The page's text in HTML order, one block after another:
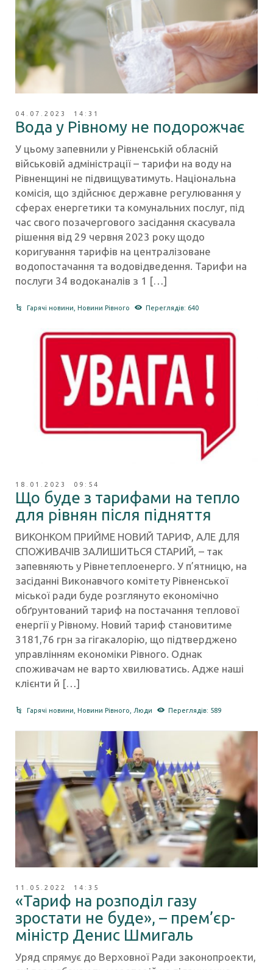
04.07.2023 14:31
Вода у Рівному не подорожчає
У цьому запевнили у Рівненській обласній
військовій адміністрації – тарифи на воду на
Рівненщині не підвищуватимуть. Національна
комісія, що здійснює державне регулювання у
сферах енергетики та комунальних послуг, під
час свого позачергового засідання скасувала
рішення від 29 червня 2023 року щодо
коригування тарифів на централізоване
водопостачання та водовідведення. Тарифи на
послуги 34 водоканалів з 1 […]
Гарячі новини ,Новини Рівного Переглядів: 640
18.01.2023 09:54
Що буде з тарифами на тепло
для рівнян після підняття
ВИКОНКОМ ПРИЙМЕ НОВИЙ ТАРИФ, АЛЕ ДЛЯ
СПОЖИВАЧІВ ЗАЛИШИТЬСЯ СТАРИЙ, – так
запевняють у Рівнетеплоенерго. У п’ятницю, на
засіданні Виконавчого комітету Рівненської
міської ради буде розглянуто економічно
обґрунтований тариф на постачання теплової
енергії у Рівному. Новий тариф становитиме
3181,76 грн за гігакалорію, що підтверджено
управлінням економіки Рівного. Однак
споживачам не варто хвилюватись. Адже наші
клієнти й […]
Гарячі новини ,Новини Рівного Люди Переглядів: 589
11.05.2022 14:35
«Тариф на розподіл газу
зростати не буде», – прем’єр-
міністр Денис Шмигаль
Уряд спрямує до Верховної Ради законопроекти,